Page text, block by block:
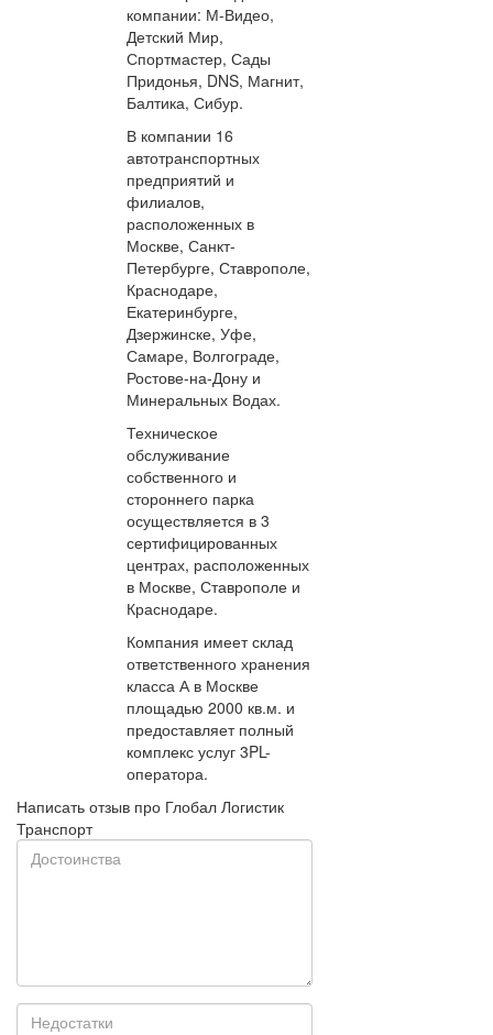
компании: М-Видео,
Детский Мир,
Спортмастер, Сады
Придонья, DNS, Магнит,
Балтика, Сибур.
В компании 16
автотранспортных
предприятий и
филиалов,
расположенных в
Москве, Санкт-
Петербурге, Ставрополе,
Краснодаре,
Екатеринбурге,
Дзержинске, Уфе,
Самаре, Волгограде,
Ростове-на-Дону и
Минеральных Водах.
Техническое
обслуживание
собственного и
стороннего парка
осуществляется в 3
сертифицированных
центрах, расположенных
в Москве, Ставрополе и
Краснодаре.
Компания имеет склад
ответственного хранения
класса А в Москве
площадью 2000 кв.м. и
предоставляет полный
комплекс услуг 3PL-
оператора.
Написать отзыв про Глобал Логистик
Транспорт